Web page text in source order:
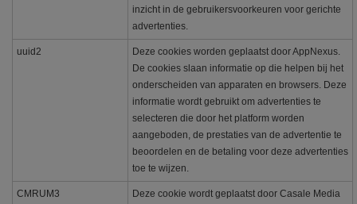
inzicht in de gebruikersvoorkeuren voor gerichte
advertenties.
uuid2
Deze cookies worden geplaatst door AppNexus.
De cookies slaan informatie op die helpen bij het
onderscheiden van apparaten en browsers. Deze
informatie wordt gebruikt om advertenties te
selecteren die door het platform worden
aangeboden, de prestaties van de advertentie te
beoordelen en de betaling voor deze advertenties
toe te wijzen.
CMRUM3
Deze cookie wordt geplaatst door Casale Media